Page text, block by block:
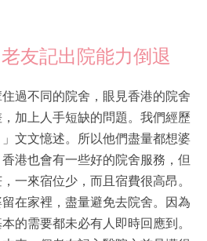
友記出院能力倒退
住過不同的院舍，眼見香港的院舍
加上人手短缺的問題。我們經歷
文文憶述。所以他們盡量都想婆
港也會有一些好的院舍服務，但
一來宿位少，而且宿費很高昂。
留在家裡，盡量避免去院舍。因為
的需要都未必有人即時回應到。